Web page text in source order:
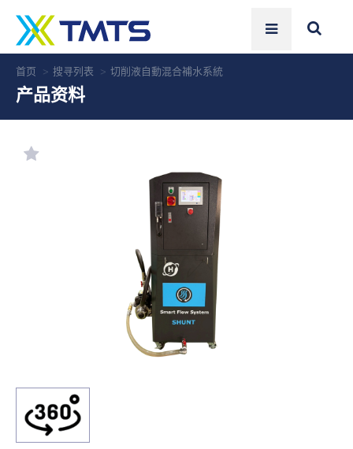
首页 搜寻列表 切削液自動混合補水系統
产品资料